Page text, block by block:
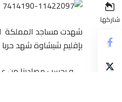
شاركها
شهدت مساجد المملكة
بإقليم شيشاوة شهد
و بحسب مصادرنا من